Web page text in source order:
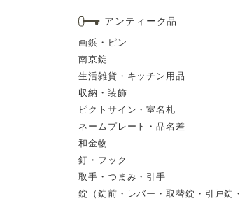
アンティーク品
画鋲・ピン
南京錠
生活雑貨・キッチン用品
収納・装飾
ピクトサイン・室名札
ネームプレート・品名差
和金物
釘・フック
取手・つまみ・引手
錠（錠前・レバー・取替錠・引戸錠・